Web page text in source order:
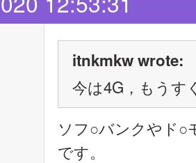
itnkmkw wrote:
今は4G，もうす
ソフ○バンクやド○
です。